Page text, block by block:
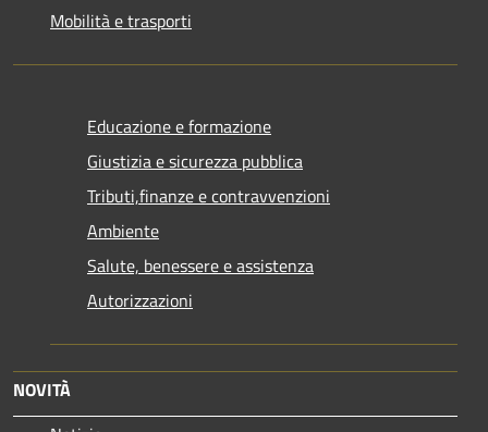
Mobilità e trasporti
Educazione e formazione
Giustizia e sicurezza pubblica
Tributi,finanze e contravvenzioni
Ambiente
Salute, benessere e assistenza
Autorizzazioni
NOVITÀ